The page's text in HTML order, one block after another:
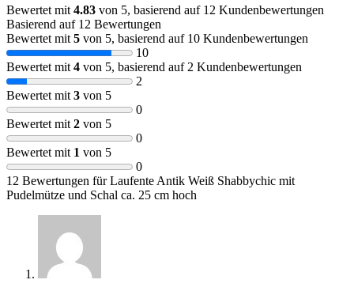
Bewertet mit 4.83 von 5, basierend auf 12 Kundenbewertungen
Basierend auf 12 Bewertungen
Bewertet mit 5 von 5, basierend auf 10 Kundenbewertungen
10
Bewertet mit 4 von 5, basierend auf 2 Kundenbewertungen
2
Bewertet mit 3 von 5
0
Bewertet mit 2 von 5
0
Bewertet mit 1 von 5
0
12 Bewertungen fürLaufente Antik Weiß Shabbychic mit
Pudelmütze und Schal ca. 25 cm hoch